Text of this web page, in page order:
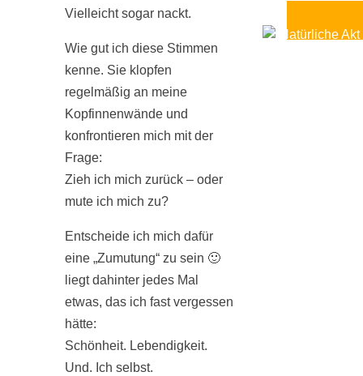
Vielleicht sogar nackt.
Wie gut ich diese Stimmen
kenne. Sie klopfen
regelmäßig an meine
Kopfinnenwände und
konfrontieren mich mit der
Frage:
Zieh ich mich zurück – oder
mute ich mich zu?
Entscheide ich mich dafür
eine „Zumutung“ zu sein 🙂
liegt dahinter jedes Mal
etwas, das ich fast vergessen
hätte:
Schönheit. Lebendigkeit.
Und. Ich selbst.